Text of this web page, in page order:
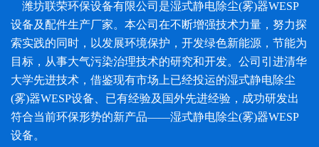
潍坊联荣环保设备有限公司是湿式静电除尘(雾)器WESP
设备及配件生产厂家。本公司在不断增强技术力量，努力探
索实践的同时，以发展环境保护，开发绿色新能源，节能为
目标，从事大气污染治理技术的研究和开发。公司引进清华
大学先进技术，借鉴现有市场上已经投运的湿式静电除尘
(雾)器WESP设备、已有经验及国外先进经验，成功研发出
符合当前环保形势的新产品——湿式静电除尘(雾)器WESP
设备。